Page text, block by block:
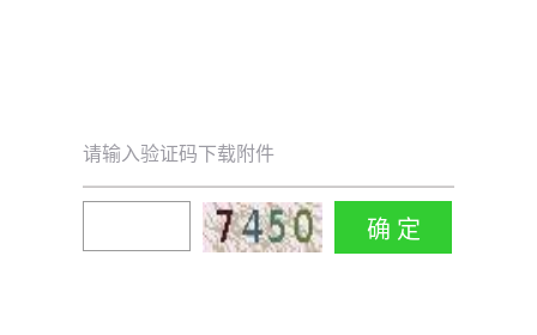
请输入验证码下载附件